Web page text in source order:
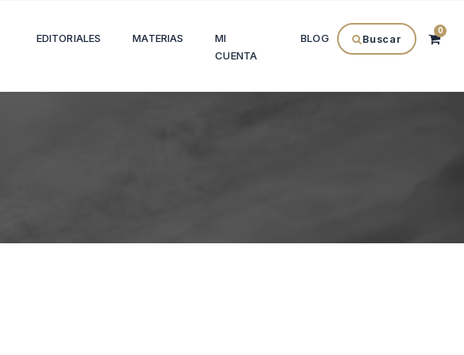
EDITORIALES MATERIAS
MI
CUENTA
BLOG Buscar
0